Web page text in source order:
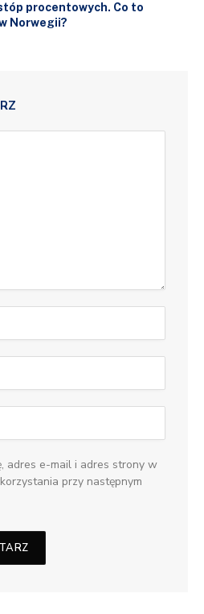
procentowych. Co to
Norwegii?
adres e-mail i adres strony w
przy następnym